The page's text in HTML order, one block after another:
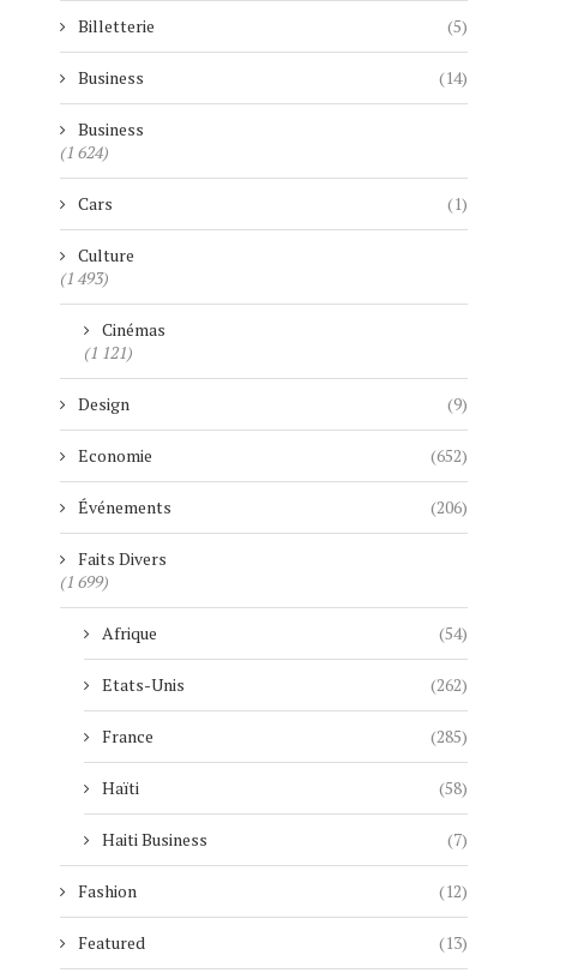
Billetterie (5)
Business (14)
Business
(1 624)
Cars (1)
Culture
(1 493)
Cinémas
(1 121)
Design (9)
Economie (652)
Événements (206)
Faits Divers
(1 699)
Afrique (54)
Etats-Unis (262)
France (285)
Haïti (58)
Haiti Business (7)
Fashion (12)
Featured (13)